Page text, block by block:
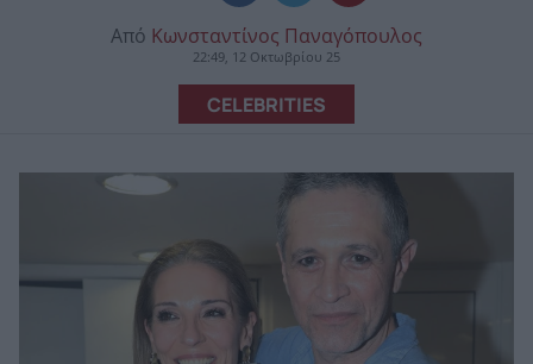
Από Κωνσταντίνος Παναγόπουλος
22:49, 12 Οκτωβρίου 25
CELEBRITIES